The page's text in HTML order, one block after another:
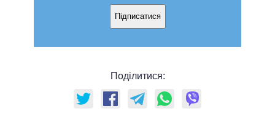
Підписатися
Поділитися: